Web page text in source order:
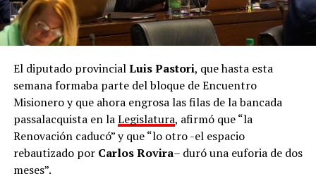
dirigentes y equipos técnicos que van a ocupar los
lugares que hoy están dominados por la improvisación,
el descontrol y la negligencia. Una Misiones mejor es
posible, y hoy empezamos a construirla”, remarcó.
De cara al proceso electoral, el presidente del partido
fue tajante sobre los adversarios locales: “La mona,
aunque se vista de seda, mona queda. Van a ponerse el
nombre que quieran, a cambiarse de nombre, pero
representan lo mismo. Nosotros somos lo opuesto,
El diputado provincialLuis Pastori, que hasta esta
semana formaba parte del bloque de Encuentro
Misionero y que ahora engrosa las filas de la bancada
passalacquista en laLegislatura, afirmó que “la
Renovación caducó” y que “lo otro -el espacio
rebautizado por Carlos Rovira– duró una euforia de dos
meses”.